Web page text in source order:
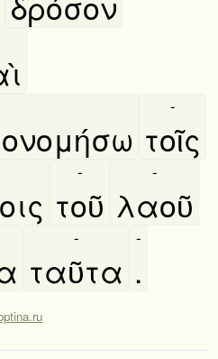
τοῖς
-
τοῦ
-
λαοῦ
-
ταῦτα
-
.
-